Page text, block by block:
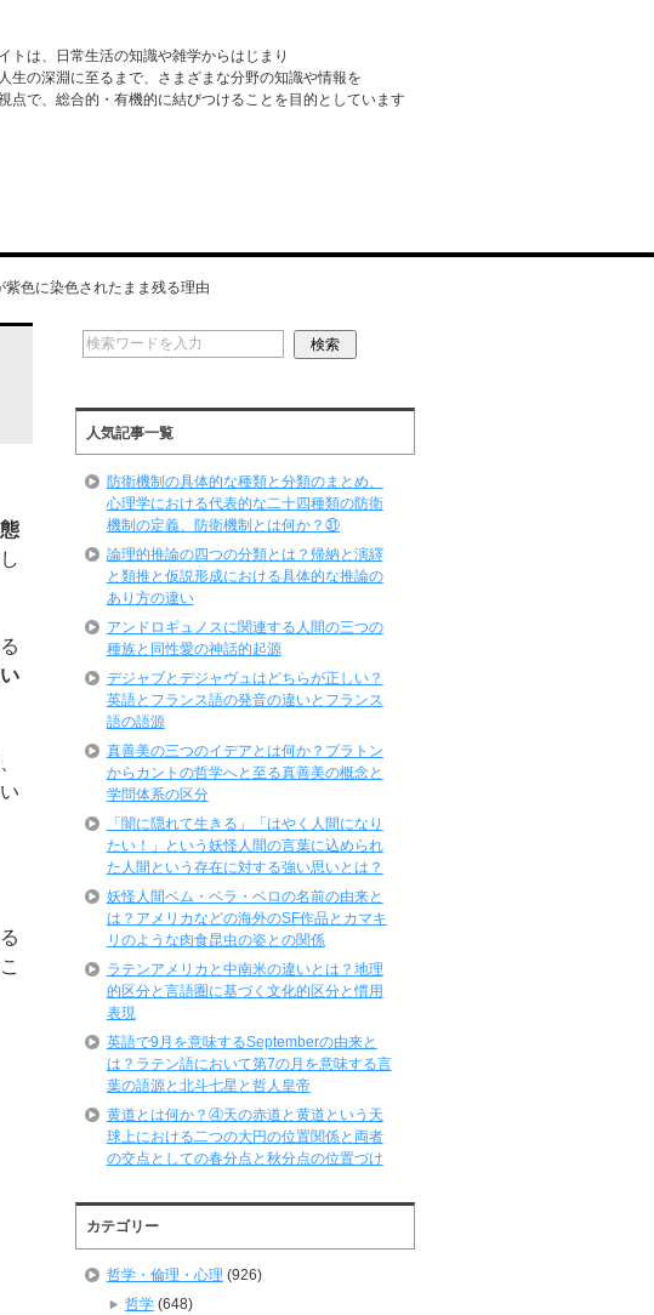
トは、日常生活の知識や雑学からはじまり
生の深淵に至るまで、さまざまな分野の知識や情報を
点で、総合的・有機的に結びつけることを目的としています
色に染色されたまま残る理由
人気記事一覧
防衛機制の具体的な種類と分類のまとめ、
心理学における代表的な二十四種類の防衛
機制の定義、防衛機制とは何か？㉛
論理的推論の四つの分類とは？帰納と演繹
と類推と仮説形成における具体的な推論の
あり方の違い
アンドロギュノスに関連する人間の三つの
種族と同性愛の神話的起源
デジャブとデジャヴュはどちらが正しい？
英語とフランス語の発音の違いとフランス
語の語源
真善美の三つのイデアとは何か？プラトン
からカントの哲学へと至る真善美の概念と
学問体系の区分
「闇に隠れて生きる」「はやく人間になり
たい！」という妖怪人間の言葉に込められ
た人間という存在に対する強い思いとは？
妖怪人間ベム・ベラ・ベロの名前の由来と
は？アメリカなどの海外のSF作品とカマキ
リのような肉食昆虫の姿との関係
ラテンアメリカと中南米の違いとは？地理
的区分と言語圏に基づく文化的区分と慣用
表現
英語で9月を意味するSeptemberの由来と
は？ラテン語において第7の月を意味する言
葉の語源と北斗七星と哲人皇帝
黄道とは何か？④天の赤道と黄道という天
球上における二つの大円の位置関係と両者
の交点としての春分点と秋分点の位置づけ
カテゴリー
哲学・倫理・心理 (926)
哲学(648)